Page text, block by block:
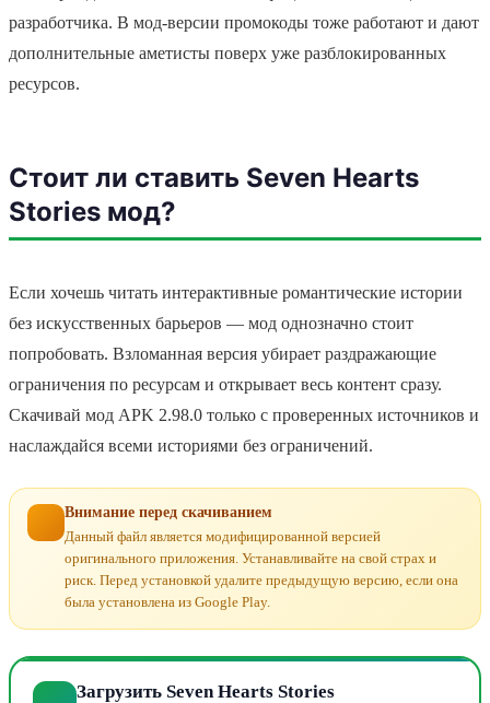
разработчика. В мод-версии промокоды тоже работают и дают
дополнительные аметисты поверх уже разблокированных
ресурсов.
Стоит ли ставить Seven Hearts
Stories мод?
Если хочешь читать интерактивные романтические истории
без искусственных барьеров — мод однозначно стоит
попробовать. Взломанная версия убирает раздражающие
ограничения по ресурсам и открывает весь контент сразу.
Скачивай мод APK 2.98.0 только с проверенных источников и
наслаждайся всеми историями без ограничений.
Внимание перед скачиванием
Данный файл является модифицированной версией
оригинального приложения. Устанавливайте на свой страх и
риск. Перед установкой удалите предыдущую версию, если она
была установлена из Google Play.
Загрузить Seven Hearts Stories